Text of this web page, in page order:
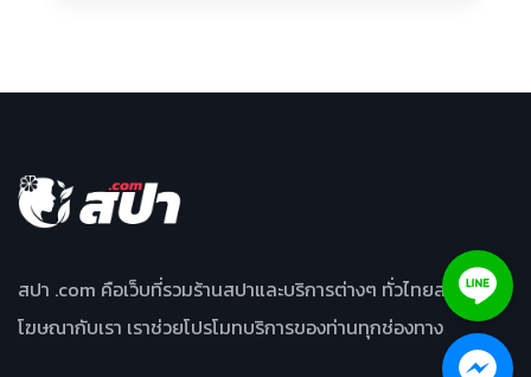
สปา .com คือเว็บที่รวมร้านสปาและบริการต่างๆ ทั่วไทยสนใจลง
โฆษณากับเรา เราช่วยโปรโมทบริการของท่านทุกช่องทาง